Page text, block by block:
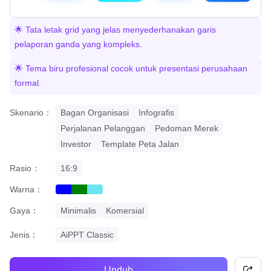
🌟 Tata letak grid yang jelas menyederhanakan garis
pelaporan ganda yang kompleks.
🌟 Tema biru profesional cocok untuk presentasi perusahaan
formal.
Skenario： Bagan Organisasi
Infografis
Perjalanan Pelanggan
Pedoman Merek
Investor
Template Peta Jalan
Rasio： 16:9
Warna： bluegreencyan
Gaya：
Minimalis Komersial
Jenis： AiPPT Classic